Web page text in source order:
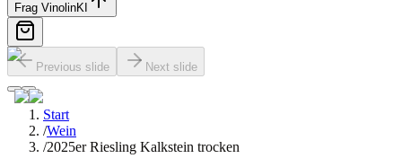
Frag VinolinKI
Previous slide Next slide
Start
/Wein
/2025er Riesling Kalkstein trocken